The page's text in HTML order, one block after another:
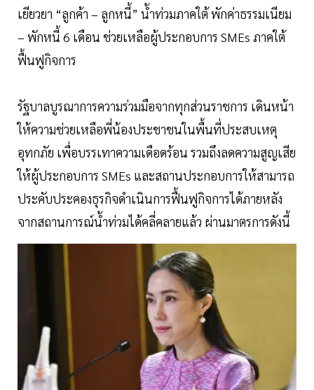
เยียวยา “ลูกค้า – ลูกหนี้” น้ำท่วมภาคใต้ พักค่าธรรมเนียม
– พักหนี้ 6 เดือน ช่วยเหลือผู้ประกอบการ SMEs ภาคใต้
ฟื้นฟูกิจการ
รัฐบาลบูรณาการความร่วมมือจากทุกส่วนราชการ เดินหน้า
ให้ความช่วยเหลือพี่น้องประชาชนในพื้นที่ประสบเหตุ
อุทกภัย เพื่อบรรเทาความเดือดร้อน รวมถึงลดความสูญเสีย
ให้ผู้ประกอบการ SMEs และสถานประกอบการให้สามารถ
ประคับประคองธุรกิจดำเนินการฟื้นฟูกิจการได้ภายหลัง
จากสถานการณ์น้ำท่วมได้คลี่คลายแล้ว ผ่านมาตรการดังนี้